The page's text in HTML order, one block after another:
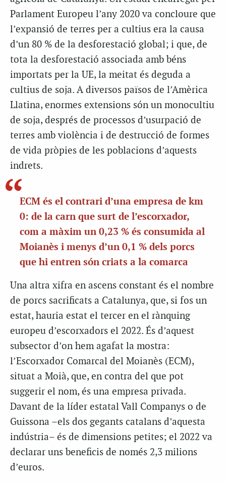
Parlament Europeu l’any 2020 va concloure que
l’expansió de terres per a cultius era la causa
d’un 80 % de la desforestació global; i que, de
tota la desforestació associada amb béns
importats per la UE, la meitat és deguda a
cultius de soja. A diversos països de l’Amèrica
Llatina, enormes extensions són un monocultiu
de soja, després de processos d’usurpació de
terres amb violència i de destrucció de formes
de vida pròpies de les poblacions d’aquests
indrets.
ECM és el contrari d’una empresa de km
0: de la carn que surt de l’escorxador,
com a màxim un 0,23 % és consumida al
Moianès i menys d’un 0,1 % dels porcs
que hi entren són criats a la comarca
Una altra xifra en ascens constant és el nombre
de porcs sacrificats a Catalunya, que, si fos un
estat, hauria estat el tercer en el rànquing
europeu d’escorxadors el 2022. És d’aquest
subsector d’on hem agafat la mostra:
l’Escorxador Comarcal del Moianès (ECM),
situat a Moià, que, en contra del que pot
suggerir el nom, és una empresa privada.
Davant de la líder estatal Vall Companys o de
Guissona –els dos gegants catalans d’aquesta
indústria– és de dimensions petites; el 2022 va
declarar uns beneficis de només 2,3 milions
d’euros.